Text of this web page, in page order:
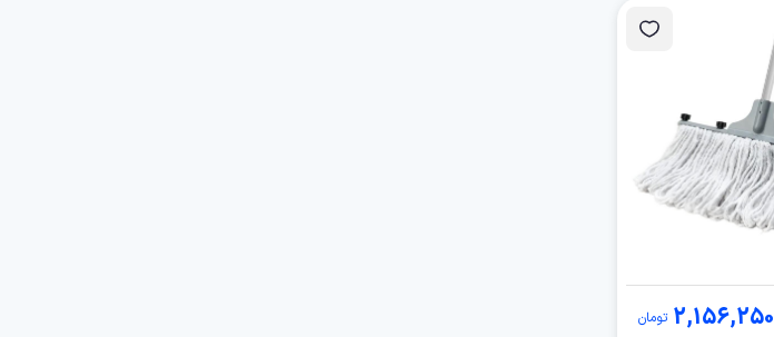
2,156,250 تومان